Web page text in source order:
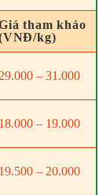
tham khảo
kg)
29.000 – 31.000
18.000 – 19.000
19.500 – 20.000